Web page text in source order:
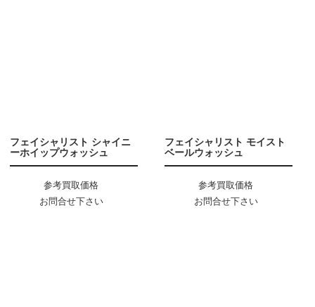
フェイシャリスト シャイニ
ーホイップウォッシュ
参考買取価格
お問合せ下さい
フェイシャリスト モイスト
ベールウォッシュ
参考買取価格
お問合せ下さい